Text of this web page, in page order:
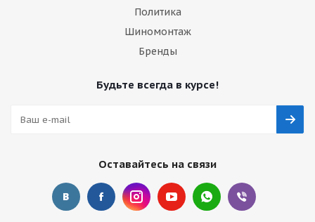
Политика
Шиномонтаж
Бренды
Будьте всегда в курсе!
Оставайтесь на связи